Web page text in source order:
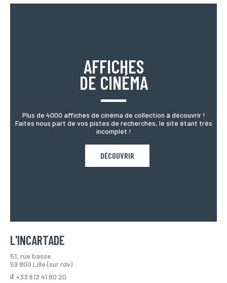
AFFICHES
DE CINÉMA
Plus de 4000 affiches de cinéma de collection à découvrir !
Faites nous part de vos pistes de recherches, le site étant très
incomplet !
DÉCOUVRIR
L'INCARTADE
51, rue basse
59 800 Lille (sur rdv)
+33 613 41 80 20